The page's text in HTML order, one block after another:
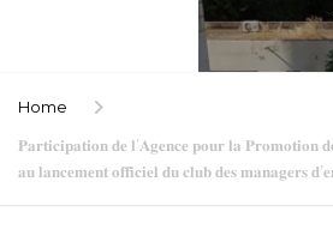
Home
𝐏𝐚𝐫𝐭𝐢𝐜𝐢𝐩𝐚𝐭𝐢𝐨𝐧 𝐝𝐞 𝐥’𝐀𝐠𝐞𝐧𝐜𝐞 𝐩𝐨𝐮𝐫 𝐥𝐚 𝐏𝐫𝐨𝐦𝐨𝐭𝐢𝐨𝐧
𝐚𝐮 𝐥𝐚𝐧𝐜𝐞𝐦𝐞𝐧𝐭 𝐨𝐟𝐟𝐢𝐜𝐢𝐞𝐥 𝐝𝐮 𝐜𝐥𝐮𝐛 𝐝𝐞𝐬 𝐦𝐚𝐧𝐚𝐠𝐞𝐫𝐬